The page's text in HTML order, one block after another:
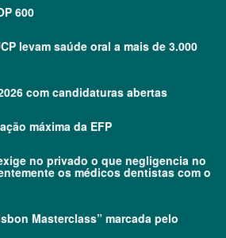
600
levam saúde oral a mais de 3.000
com candidaturas abertas
máxima da EFP
no privado o que negligencia no
os médicos dentistas com o
Masterclass” marcada pelo